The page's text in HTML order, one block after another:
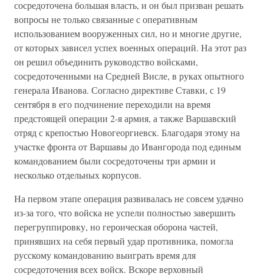
сосредоточена большая власть, и он был призван решать
вопросы не только связанные с оперативным
использованием вооруженных сил, но и многие другие,
от которых зависел успех военных операций. На этот раз
он решил объединить руководство войсками,
сосредоточенными на Средней Висле, в руках опытного
генерала Иванова. Согласно директиве Ставки, с 19
сентября в его подчинение переходили на время
предстоящей операции 2-я армия, а также Варшавский
отряд с крепостью Новогеоргиевск. Благодаря этому на
участке фронта от Варшавы до Ивангорода под единым
командованием были сосредоточены три армии и
несколько отдельных корпусов.
На первом этапе операция развивалась не совсем удачно
из-за того, что войска не успели полностью завершить
перегруппировку, но героическая оборона частей,
принявших на себя первый удар противника, помогла
русскому командованию выиграть время для
сосредоточения всех войск. Вскоре верховный